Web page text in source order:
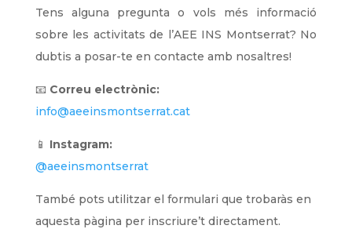
Tens alguna pregunta o vols més informació
sobre les activitats de l’AEE INS Montserrat? No
dubtis a posar-te en contacte amb nosaltres!
📧 Correu electrònic:
info@aeeinsmontserrat.cat
📱 Instagram:
@aeeinsmontserrat
També pots utilitzar el formulari que trobaràs en
aquesta pàgina per inscriure’t directament.